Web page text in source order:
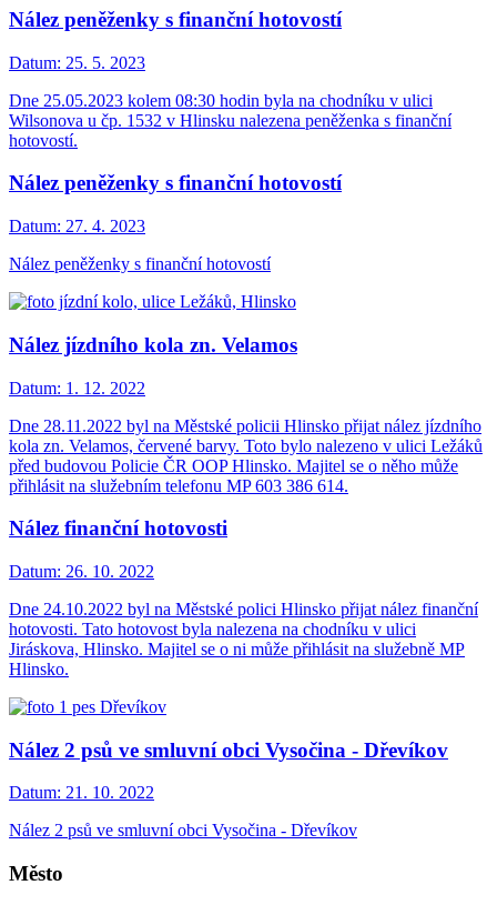
Nález peněženky s finanční hotovostí
Datum: 25. 5. 2023
Dne 25.05.2023 kolem 08:30 hodin byla na chodníku v ulici
Wilsonova u čp. 1532 v Hlinsku nalezena peněženka s finanční
hotovostí.
Nález peněženky s finanční hotovostí
Datum: 27. 4. 2023
Nález peněženky s finanční hotovostí
Nález jízdního kola zn. Velamos
Datum: 1. 12. 2022
Dne 28.11.2022 byl na Městské policii Hlinsko přijat nález jízdního
kola zn. Velamos, červené barvy. Toto bylo nalezeno v ulici Ležáků
před budovou Policie ČR OOP Hlinsko. Majitel se o něho může
přihlásit na služebním telefonu MP 603 386 614.
Nález finanční hotovosti
Datum: 26. 10. 2022
Dne 24.10.2022 byl na Městské polici Hlinsko přijat nález finanční
hotovosti. Tato hotovost byla nalezena na chodníku v ulici
Jiráskova, Hlinsko. Majitel se o ni může přihlásit na služebně MP
Hlinsko.
Nález 2 psů ve smluvní obci Vysočina - Dřevíkov
Datum: 21. 10. 2022
Nález 2 psů ve smluvní obci Vysočina - Dřevíkov
Město